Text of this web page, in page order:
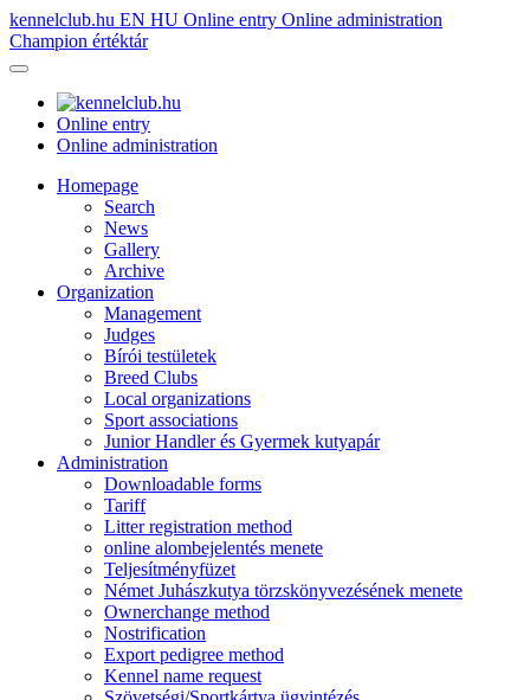
kennelclub.hu EN HU Online entry Online administration
Champion értéktár
Online entry
Online administration
Homepage
Search
News
Gallery
Archive
Organization
Management
Judges
Bírói testületek
Breed Clubs
Local organizations
Sport associations
Junior Handler és Gyermek kutyapár
Administration
Downloadable forms
Tariff
Litter registration method
online alombejelentés menete
Teljesítményfüzet
Német Juhászkutya törzskönyvezésének menete
Ownerchange method
Nostrification
Export pedigree method
Kennel name request